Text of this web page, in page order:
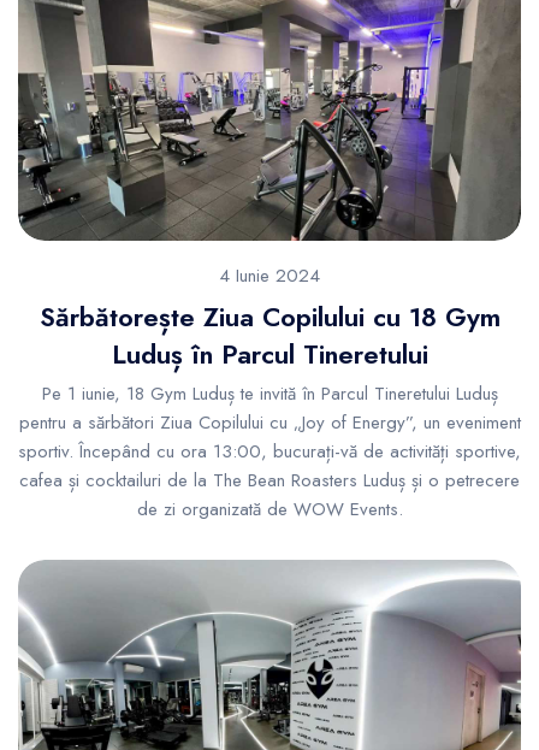
4 Iunie 2024
Sărbătorește Ziua Copilului cu 18 Gym
Luduș în Parcul Tineretului
Pe 1 iunie, 18 Gym Luduș te invită în Parcul Tineretului Luduș
pentru a sărbători Ziua Copilului cu „Joy of Energy”, un eveniment
sportiv. Începând cu ora 13:00, bucurați-vă de activități sportive,
cafea și cocktailuri de la The Bean Roasters Luduș și o petrecere
de zi organizată de WOW Events.